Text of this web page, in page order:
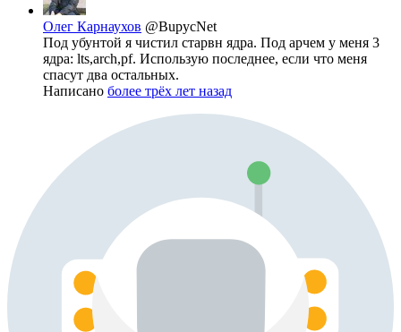
Олег Карнаухов @BupycNet
Под убунтой я чистил старвн ядра. Под арчем у меня 3
ядра: lts,arch,pf. Использую последнее, если что меня
спасут два остальных.
Написано более трёх лет назад